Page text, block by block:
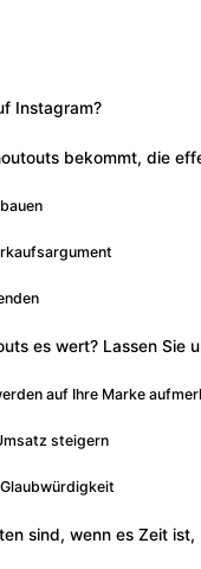
Instagram?
bekommt, die
es wert? Lassen Sie
auf Ihre Marke
steigern
sind, wenn es Zeit